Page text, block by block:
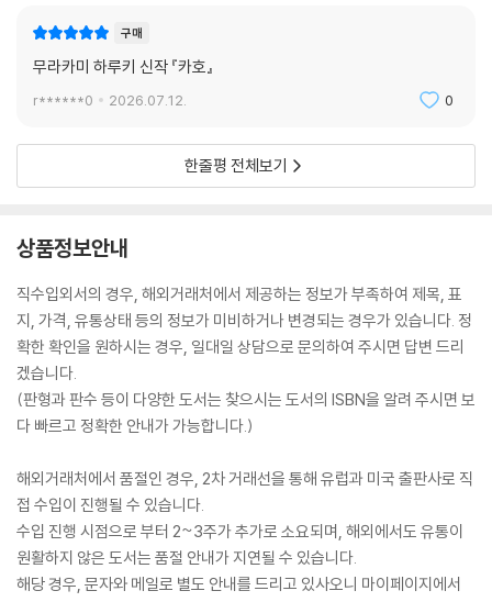
구매
무라카미 하루키 신작 『카호』
r******0 2026.07.12. 0
한줄평 전체보기
상품정보안내
직수입외서의 경우, 해외거래처에서 제공하는 정보가 부족하여 제목, 표
지, 가격, 유통상태 등의 정보가 미비하거나 변경되는 경우가 있습니다. 정
확한 확인을 원하시는 경우, 일대일 상담으로 문의하여 주시면 답변 드리
겠습니다.
(판형과 판수 등이 다양한 도서는 찾으시는 도서의 ISBN을 알려 주시면 보
다 빠르고 정확한 안내가 가능합니다.)
해외거래처에서 품절인 경우, 2차 거래선을 통해 유럽과 미국 출판사로 직
접 수입이 진행될 수 있습니다.
수입 진행 시점으로 부터 2~3주가 추가로 소요되며, 해외에서도 유통이
원활하지 않은 도서는 품절 안내가 지연될 수 있습니다.
해당 경우, 문자와 메일로 별도 안내를 드리고 있사오니 마이페이지에서